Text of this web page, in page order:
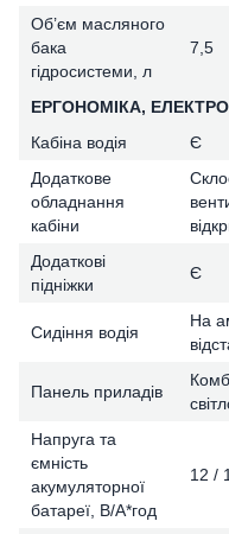
Об’єм масляного
бака
гідросистеми, л
7,5
ЕРГОНОМІКА,
Кабіна водія
Є
Додаткове
обладнання
кабіни
Додаткові
підніжки
Є
Сидіння водія
На
Панель приладів
Напруга та
ємність
акумуляторної
батареї, В/А*год
12 /